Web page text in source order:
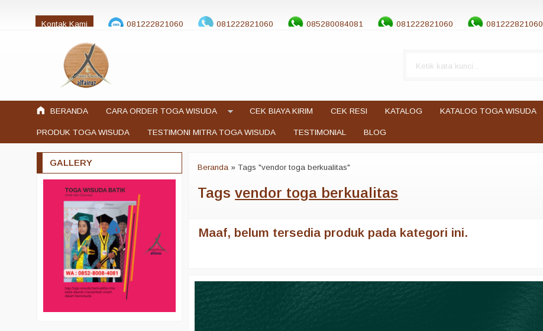
Kontak Kami 081222821060 081222821060 085280084081 081222821060 081222821060
jualtogawisuda@gmail.com
BERANDA CARA ORDER TOGA WISUDA CEK BIAYA KIRIM CEK RESI KATALOG KATALOG TOGA WISUDA
PRODUK TOGA WISUDA TESTIMONI MITRA TOGA WISUDA TESTIMONIAL BLOG
Beranda »Tags "vendor toga berkualitas"
Tagsvendor toga berkualitas
Maaf, belum tersedia produk pada kategori ini.
GALLERY